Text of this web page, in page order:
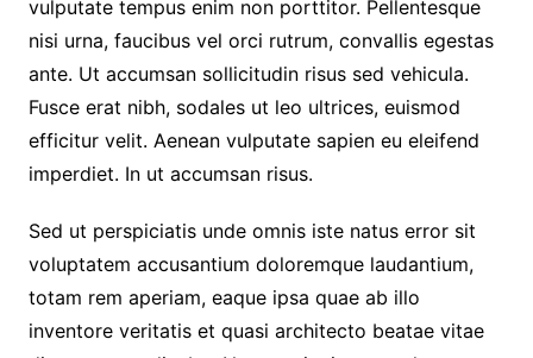
vulputate tempus enim non porttitor. Pellentesque
nisi urna, faucibus vel orci rutrum, convallis egestas
ante. Ut accumsan sollicitudin risus sed vehicula.
Fusce erat nibh, sodales ut leo ultrices, euismod
efficitur velit. Aenean vulputate sapien eu eleifend
imperdiet. In ut accumsan risus.
Sed ut perspiciatis unde omnis iste natus error sit
voluptatem accusantium doloremque laudantium,
totam rem aperiam, eaque ipsa quae ab illo
inventore veritatis et quasi architecto beatae vitae